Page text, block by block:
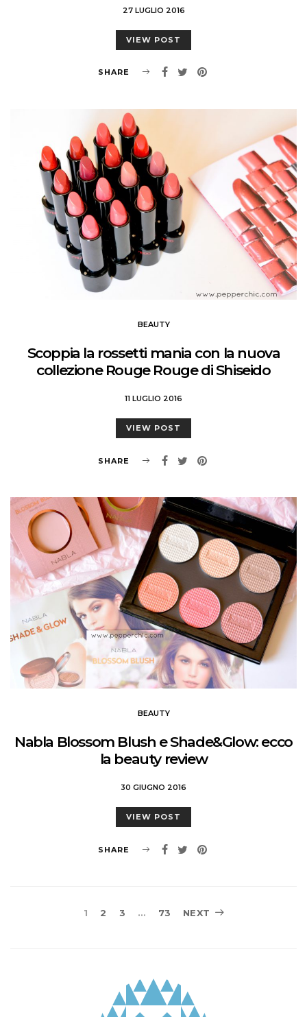
27 LUGLIO 2016
VIEW POST
SHARE
BEAUTY
Scoppia la rossetti mania con la nuova
collezione Rouge Rouge di Shiseido
11 LUGLIO 2016
VIEW POST
SHARE
BEAUTY
Nabla Blossom Blush e Shade&Glow: ecco
la beauty review
30 GIUGNO 2016
VIEW POST
SHARE
Navigazione
1 2 3 … 73 NEXT